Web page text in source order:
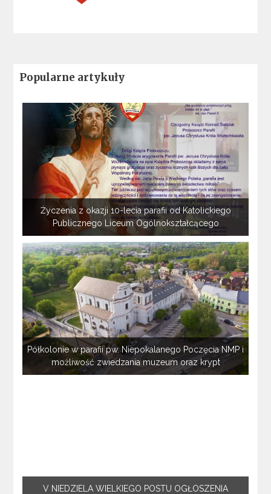
Popularne artykuły
Życzenia z okazji 10-lecia parafii od Katolickiego
Publicznego Liceum Ogólnokształcącego
Półkolonie w parafii pw. Niepokalanego Poczęcia NMP i
możliwość zwiedzania muzeum oraz krypt
V NIEDZIELA WIELKIEGO POSTU OGŁOSZENIA